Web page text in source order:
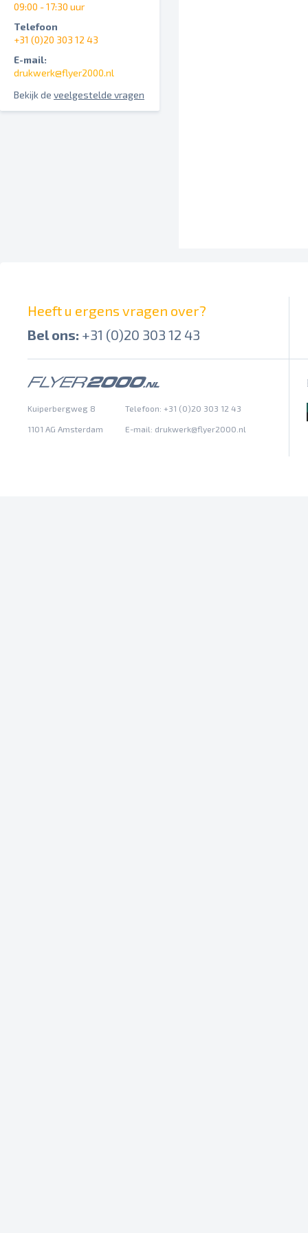
09:00 - 17:30 uur
Telefoon
+31 (0)20 303 12 43
E-mail:
drukwerk@flyer2000.nl
Bekijk de veelgestelde vragen
Heeft u ergens vragen over?
Bel ons: +31 (0)20 303 12 43
Kuiperbergweg 8 Telefoon: +31 (0)20 303 12 43
1101 AG Amsterdam E-mail: drukwerk@flyer2000.nl